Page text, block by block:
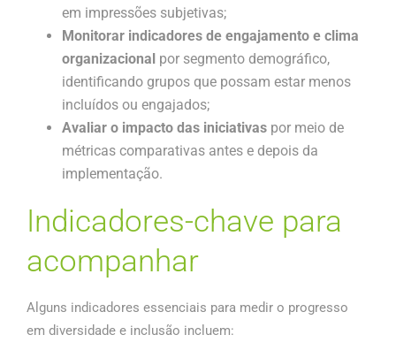
em impressões subjetivas;
Monitorar indicadores de engajamento e clima
organizacional por segmento demográfico,
identificando grupos que possam estar menos
incluídos ou engajados;
Avaliar o impacto das iniciativas por meio de
métricas comparativas antes e depois da
implementação.
Indicadores-chave para
acompanhar
Alguns indicadores essenciais para medir o progresso
em diversidade e inclusão incluem: